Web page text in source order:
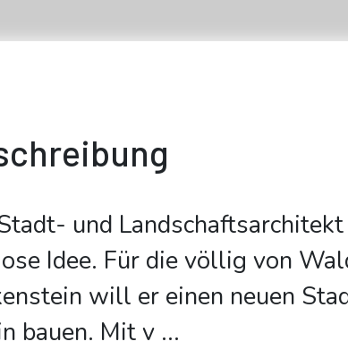
und
Idee. Für die völlig von
will er einen neuen
bauen. Mit v...